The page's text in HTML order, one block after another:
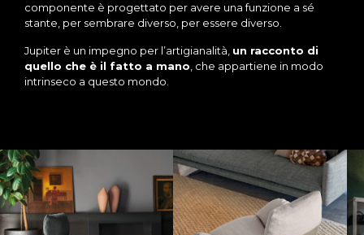
componente è progettato per avere una funzione a sé
stante, per sembrare diverso, per essere diverso.
Jupiter è un impegno per l’artigianalità, un racconto di
quello che è il fatto a mano , che appartiene in modo
intrinseco a questo mondo.